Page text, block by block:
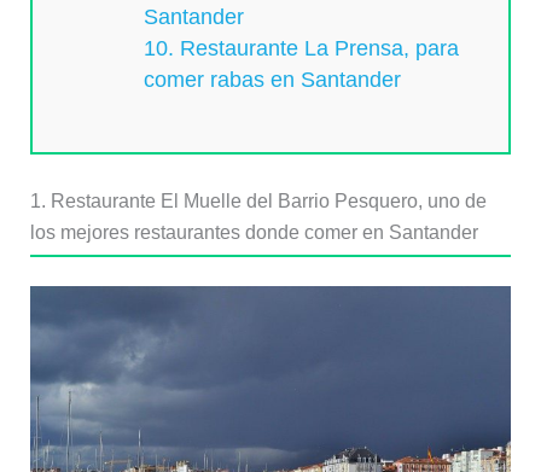
Santander
10. Restaurante La Prensa, para
comer rabas en Santander
1. Restaurante El Muelle del Barrio Pesquero, uno de
los mejores restaurantes donde comer en Santander